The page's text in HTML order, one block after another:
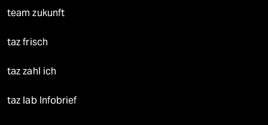
team zukunft
taz frisch
taz zahl ich
taz lab Infobrief